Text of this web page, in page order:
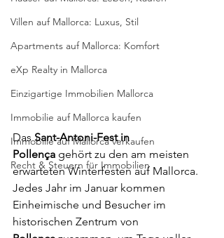
Villen auf Mallorca: Luxus, Stil
Apartments auf Mallorca: Komfort
eXp Realty in Mallorca
Einzigartige Immobilien Mallorca
Immobilie auf Mallorca kaufen
Immobilie auf Mallorca verkaufen
Recht & Steuern für Immobilien
Das Sant-Antoni-Fest in
Pollença gehört zu den am meisten
erwarteten Winterfesten auf Mallorca.
Jedes Jahr im Januar kommen
Einheimische und Besucher im
historischen Zentrum von